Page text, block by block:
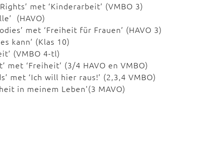
met ‘Kinderarbeit’ (VMBO 3)
(HAVO)
met ‘Freiheit für Frauen’ (HAVO 3)
kann’ (Klas 10)
(VMBO 4-tl)
met ‘Freiheit’ (3/4 HAVO en VMBO)
met ‘Ich will hier raus!’ (2,3,4 VMBO)
in meinem Leben'(3 MAVO)